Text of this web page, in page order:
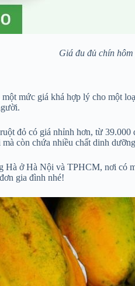
Giá đu đủ chín
mức giá khá hợp lý cho một
đỏ có giá nhỉnh hơn, từ
còn chứa nhiều chất dinh
ở Hà Nội và TPHCM, nơi
gia đình nhé!